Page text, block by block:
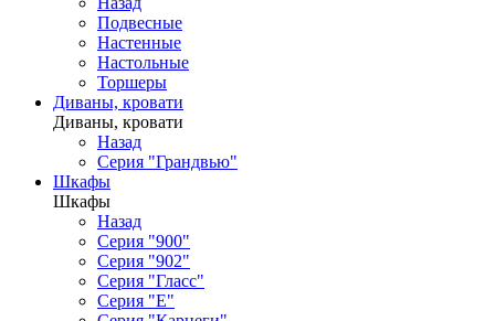
Подвесные
Настенные
Настольные
Торшеры
Диваны, кровати
Диваны, кровати
Назад
Серия "Грандвью"
Шкафы
Шкафы
Назад
Серия "900"
Серия "902"
Серия "Гласс"
Серия "Е"